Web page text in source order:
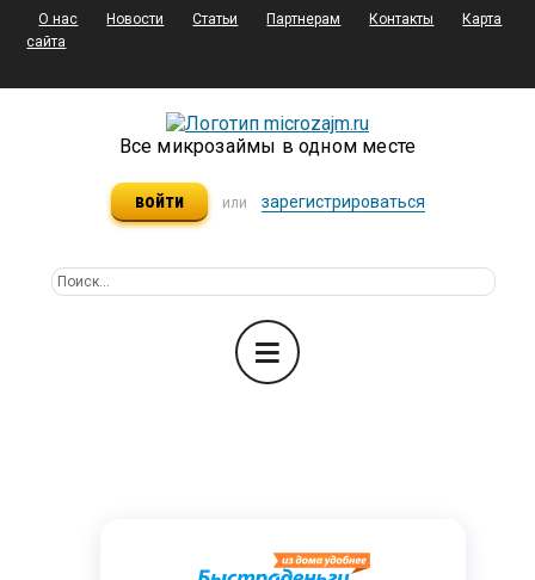
О нас Новости Статьи Партнерам Контакты
Карта
сайта
Все микрозаймы в одном месте
войти или зарегистрироваться